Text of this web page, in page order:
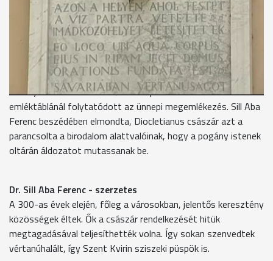
kiemelte: fontos, hogy Szombathely Szent Márton, és Szent
Kvirin kultuszát is ápolja.
Puskás Tivadar polgármester köszöntőjében utalt rá: Szent
Kvirin a kitartásnak és a keresztény hitvallásnak a példaképe.
Tóth Endre régész beszédében azt mondta: kirakatperben
ítélték halálra a püspököt.
A könyvbemutatót követően az Óperint utcai Szent Kvirin
emléktáblánál folytatódott az ünnepi megemlékezés. Sill Aba
Ferenc beszédében elmondta, Diocletianus császár azt a
parancsolta a birodalom alattvalóinak, hogy a pogány istenek
oltárán áldozatot mutassanak be.
Dr. Sill Aba Ferenc - szerzetes
A 300-as évek elején, főleg a városokban, jelentős keresztény
közösségek éltek. Ők a császár rendelkezését hitük
megtagadásával teljesíthették volna. Így sokan szenvedtek
vértanúhalált, így Szent Kvirin sziszeki püspök is.